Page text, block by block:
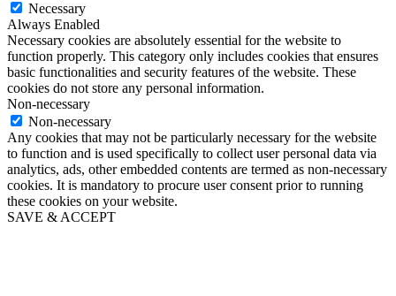
Necessary
Always Enabled
Necessary cookies are absolutely essential for the website to
function properly. This category only includes cookies that ensures
basic functionalities and security features of the website. These
cookies do not store any personal information.
Non-necessary
Non-necessary
Any cookies that may not be particularly necessary for the website
to function and is used specifically to collect user personal data via
analytics, ads, other embedded contents are termed as non-necessary
cookies. It is mandatory to procure user consent prior to running
these cookies on your website.
SAVE & ACCEPT